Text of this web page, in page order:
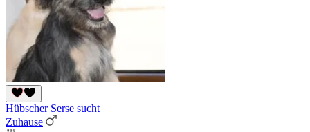
Hübscher Serse sucht
Zuhause